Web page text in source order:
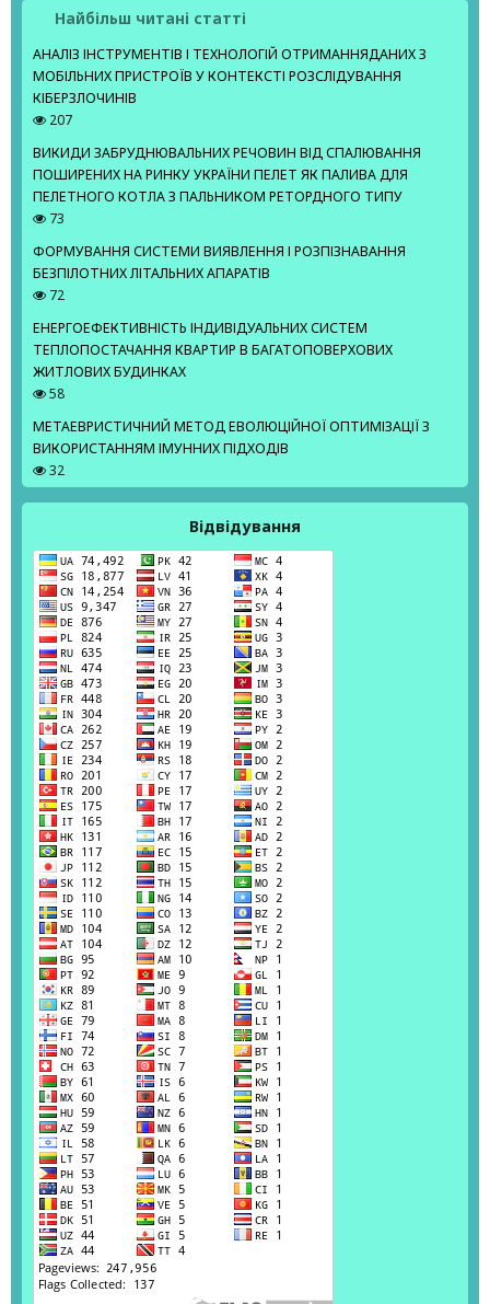
Найбільш читані статті
АНАЛІЗ ІНСТРУМЕНТІВ І ТЕХНОЛОГІЙ ОТРИМАННЯДАНИХ З
МОБІЛЬНИХ ПРИСТРОЇВ У КОНТЕКСТІ РОЗСЛІДУВАННЯ
КІБЕРЗЛОЧИНІВ
207
ВИКИДИ ЗАБРУДНЮВАЛЬНИХ РЕЧОВИН ВІД СПАЛЮВАННЯ
ПОШИРЕНИХ НА РИНКУ УКРАЇНИ ПЕЛЕТ ЯК ПАЛИВА ДЛЯ
ПЕЛЕТНОГО КОТЛА З ПАЛЬНИКОМ РЕТОРДНОГО ТИПУ
73
ФОРМУВАННЯ СИСТЕМИ ВИЯВЛЕННЯ І РОЗПІЗНАВАННЯ
БЕЗПІЛОТНИХ ЛІТАЛЬНИХ АПАРАТІВ
72
ЕНЕРГОЕФЕКТИВНІСТЬ ІНДИВІДУАЛЬНИХ СИСТЕМ
ТЕПЛОПОСТАЧАННЯ КВАРТИР В БАГАТОПОВЕРХОВИХ
ЖИТЛОВИХ БУДИНКАХ
58
МЕТАЕВРИСТИЧНИЙ МЕТОД ЕВОЛЮЦІЙНОЇ ОПТИМІЗАЦІЇ З
ВИКОРИСТАННЯМ ІМУННИХ ПІДХОДІВ
32
Відвідування